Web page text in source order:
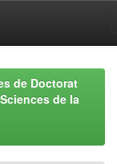
de Doctorat
de la